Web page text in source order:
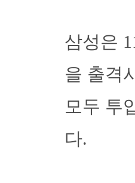
삼성은
을 출격
모두 투
다.